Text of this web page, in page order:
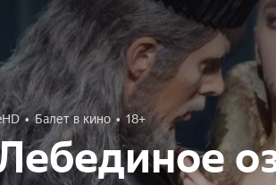
Балет в кино 18+